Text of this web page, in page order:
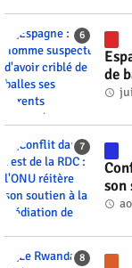
de
son